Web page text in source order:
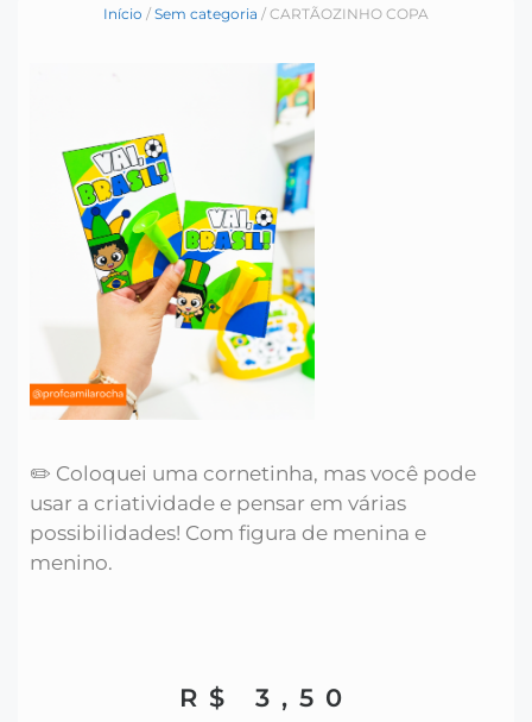
Início / Sem categoria / CARTÃOZINHO COPA
✏️ Coloquei uma cornetinha, mas você pode
usar a criatividade e pensar em várias
possibilidades! Com figura de menina e
menino.
R$ 3,50